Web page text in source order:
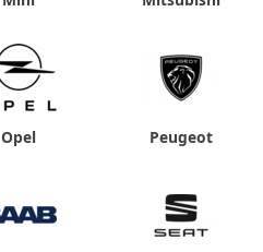
Opel Peugeot